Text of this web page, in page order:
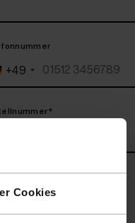
Cookies
+49
*
(optional)